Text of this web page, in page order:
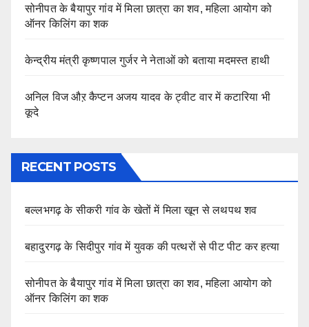
सोनीपत के बैयापुर गांव में मिला छात्रा का शव, महिला आयोग को
ऑनर किलिंग का शक
केन्द्रीय मंत्री कृष्णपाल गुर्जर ने नेताओं को बताया मदमस्त हाथी
अनिल विज औऱ कैप्टन अजय यादव के ट्वीट वार में कटारिया भी
कूदे
RECENT POSTS
बल्लभगढ़ के सीकरी गांव के खेतों में मिला खून से लथपथ शव
बहादुरगढ़ के सिदीपुर गांव में युवक की पत्थरों से पीट पीट कर हत्या
सोनीपत के बैयापुर गांव में मिला छात्रा का शव, महिला आयोग को
ऑनर किलिंग का शक